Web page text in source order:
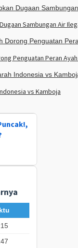
Sambungan Air
Penguatan Peran
vs Kamboja